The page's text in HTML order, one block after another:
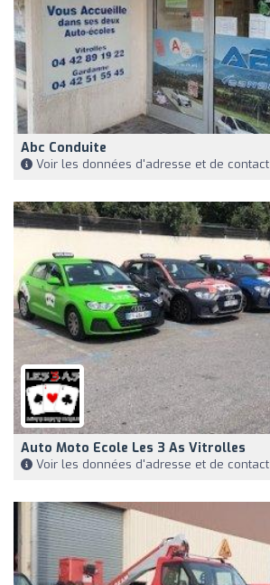
Abc Conduite
Voir les données d'adresse et de contact
Auto Moto Ecole Les 3 As Vitrolles
Voir les données d'adresse et de contact